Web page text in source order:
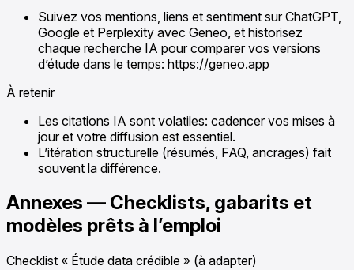
Suivez vos mentions, liens et sentiment sur ChatGPT,
Google et Perplexity avec Geneo, et historisez
chaque recherche IA pour comparer vos versions
d’étude dans le temps: https://geneo.app
À retenir
Les citations IA sont volatiles: cadencer vos mises à
jour et votre diffusion est essentiel.
L’itération structurelle (résumés, FAQ, ancrages) fait
souvent la différence.
Annexes — Checklists, gabarits et
modèles prêts à l’emploi
Checklist « Étude data crédible » (à adapter)